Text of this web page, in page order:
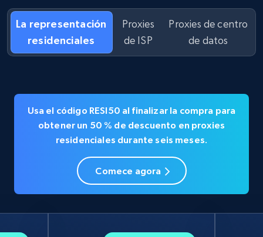
La representación
residenciales
Proxies
de ISP
Proxies de centro
de datos
Usa el código RESI50 al finalizar la compra para
obtener un 50 % de descuento enproxies
residenciales durante seis meses.
Comece agora